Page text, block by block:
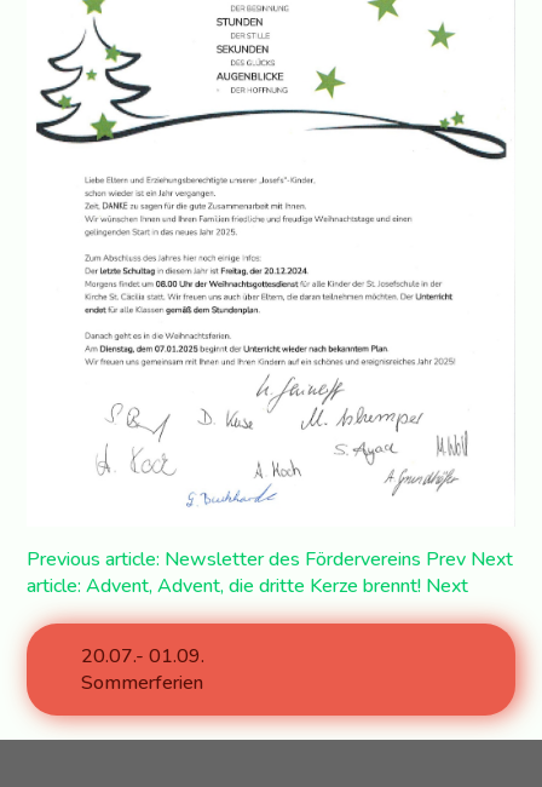
Previous article: Newsletter des Fördervereins Prev Next
article: Advent, Advent, die dritte Kerze brennt! Next
20.07.- 01.09.
Sommerferien